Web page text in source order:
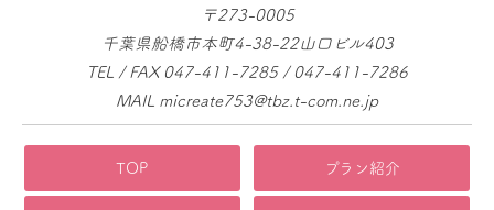
〒273-0005
千葉県船橋市本町4-38-22山口ビル403
TEL / FAX 047-411-7285 / 047-411-7286
MAIL micreate753@tbz.t-com.ne.jp
TOP プラン紹介